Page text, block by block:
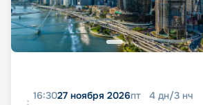
16:3027 ноября 2026пт 4 дн/3 нч